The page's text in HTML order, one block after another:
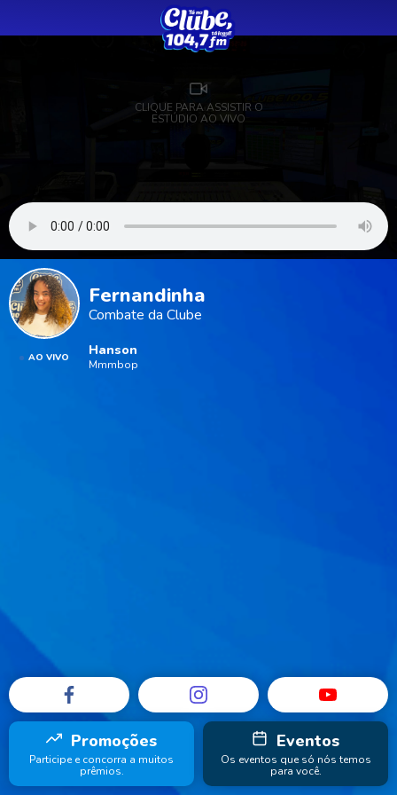
CLIQUE PARA ASSISTIR O
ESTÚDIO AO VIVO
Fernandinha
Combate da Clube
AO VIVO Hanson
Mmmbop
Promoções
Participe e concorra a muitos
prêmios.
Eventos
Os eventos que só nós temos
para você.